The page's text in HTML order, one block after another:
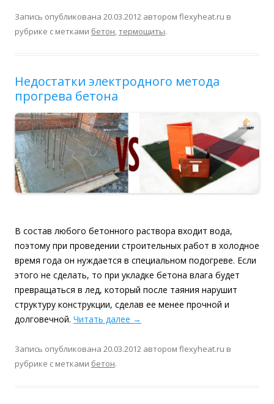
Запись опубликована 20.03.2012 автором flexyheat.ru в
рубрике с метками бетон,термощиты.
Недостатки электродного метода
прогрева бетона
В состав любого бетонного раствора входит вода,
поэтому при проведении строительных работ в холодное
время года он нуждается в специальном подогреве. Если
этого не сделать, то при укладке бетона влага будет
превращаться в лед, который после таяния нарушит
структуру конструкции, сделав ее менее прочной и
долговечной. Читать далее →
Запись опубликована 20.03.2012 автором flexyheat.ru в
рубрике с метками бетон.